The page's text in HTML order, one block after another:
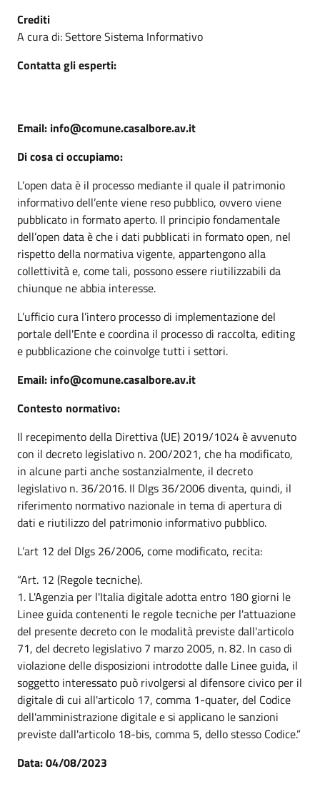
Crediti
A cura di: Settore Sistema Informativo
Contatta gli esperti:
Email: info@comune.casalbore.av.it
Di cosa ci occupiamo:
L’open data è il processo mediante il quale il patrimonio
informativo dell’ente viene reso pubblico, ovvero viene
pubblicato in formato aperto. Il principio fondamentale
dell’open data è che i dati pubblicati in formato open, nel
rispetto della normativa vigente, appartengono alla
collettività e, come tali, possono essere riutilizzabili da
chiunque ne abbia interesse.
L’ufficio cura l’intero processo di implementazione del
portale dell'Ente e coordina il processo di raccolta, editing
e pubblicazione che coinvolge tutti i settori.
Email: info@comune.casalbore.av.it
Contesto normativo:
Il recepimento della Direttiva (UE) 2019/1024 è avvenuto
con il decreto legislativo n. 200/2021, che ha modificato,
in alcune parti anche sostanzialmente, il decreto
legislativo n. 36/2016. Il Dlgs 36/2006 diventa, quindi, il
riferimento normativo nazionale in tema di apertura di
dati e riutilizzo del patrimonio informativo pubblico.
L’art 12 del Dlgs 26/2006, come modificato, recita:
“Art. 12 (Regole tecniche).
1. L'Agenzia per l'Italia digitale adotta entro 180 giorni le
Linee guida contenenti le regole tecniche per l'attuazione
del presente decreto con le modalità previste dall'articolo
71, del decreto legislativo 7 marzo 2005, n. 82. In caso di
violazione delle disposizioni introdotte dalle Linee guida, il
soggetto interessato può rivolgersi al difensore civico per il
digitale di cui all'articolo 17, comma 1-quater, del Codice
dell'amministrazione digitale e si applicano le sanzioni
previste dall'articolo 18-bis, comma 5, dello stesso Codice.”
Data: 04/08/2023